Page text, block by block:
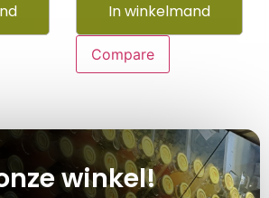
In winkelmand
Compare
winkel!